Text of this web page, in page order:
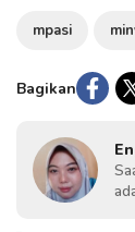
mpasi
Bagikan